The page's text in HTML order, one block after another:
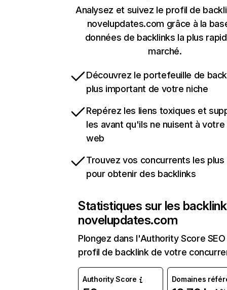
Analysez et suivez le profil de
novelupdates.com grâce à la
données de backlinks la plus
marché.
Découvrez le portefeuille de
plus important de votre niche
Repérez les liens toxiques et
les avant qu'ils ne nuisent à
web
Trouvez vos concurrents les
pour obtenir des backlinks
Statistiques sur les
novelupdates.com
Plongez dans l'Authority Score
profil de backlink de votre
Authority Score Domaines